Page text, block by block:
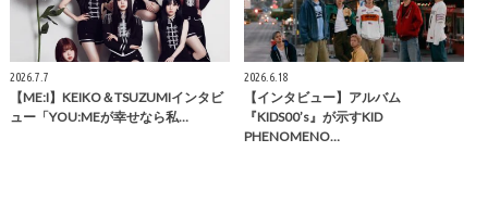
2026.7.7
【ME:I】KEIKO＆TSUZUMIインタビ
ュー「YOU:MEが幸せなら私…
2026.6.18
【インタビュー】アルバム
『KIDS00’s』が示すKID
PHENOMENO…